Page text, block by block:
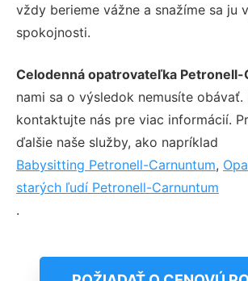
vždy berieme vážne a snažíme sa ju
spokojnosti.
Celodenná opatrovateľka Petronell-
nami sa o výsledok nemusíte obávať.
kontaktujte nás pre viac informácií.
ďalšie naše služby, ako napríklad
Babysitting Petronell-Carnuntum,
starých ľudí Petronell-Carnuntum
.